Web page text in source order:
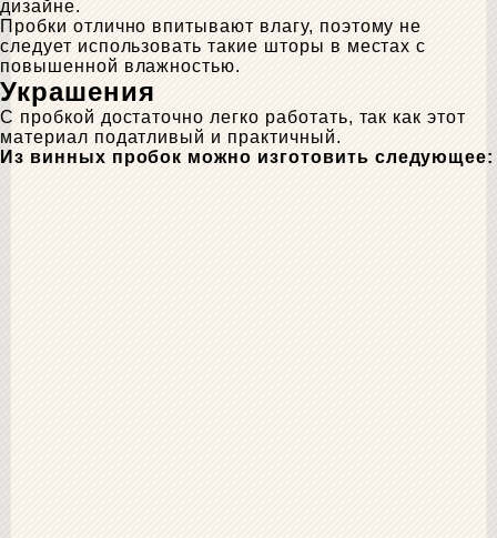
дизайне.
Пробки отлично впитывают влагу, поэтому не
следует использовать такие шторы в местах с
повышенной влажностью.
Украшения
С пробкой достаточно легко работать, так как этот
материал податливый и практичный.
Из винных пробок можно изготовить следующее: